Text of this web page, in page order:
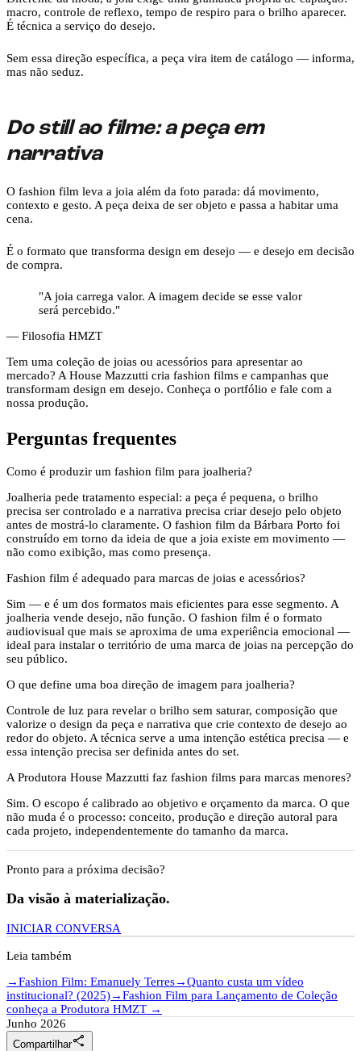
macro, controle de reflexo, tempo de respiro para o brilho aparecer.
É técnica a serviço do desejo.
Sem essa direção específica, a peça vira item de catálogo — informa,
mas não seduz.
Do still ao filme: a peça em
narrativa
O fashion film leva a joia além da foto parada: dá movimento,
contexto e gesto. A peça deixa de ser objeto e passa a habitar uma
cena.
É o formato que transforma design em desejo — e desejo em decisão
de compra.
"A joia carrega valor. A imagem decide se esse valor
será percebido."
— Filosofia HMZT
Tem uma coleção de joias ou acessórios para apresentar ao
mercado? A House Mazzutti cria fashion films e campanhas que
transformam design em desejo. Conheça o portfólio e fale com a
nossa produção.
Perguntas frequentes
Como é produzir um fashion film para joalheria?
Joalheria pede tratamento especial: a peça é pequena, o brilho
precisa ser controlado e a narrativa precisa criar desejo pelo objeto
antes de mostrá-lo claramente. O fashion film da Bárbara Porto foi
construído em torno da ideia de que a joia existe em movimento —
não como exibição, mas como presença.
Fashion film é adequado para marcas de joias e acessórios?
Sim — e é um dos formatos mais eficientes para esse segmento. A
joalheria vende desejo, não função. O fashion film é o formato
audiovisual que mais se aproxima de uma experiência emocional —
ideal para instalar o território de uma marca de joias na percepção do
seu público.
O que define uma boa direção de imagem para joalheria?
Controle de luz para revelar o brilho sem saturar, composição que
valorize o design da peça e narrativa que crie contexto de desejo ao
redor do objeto. A técnica serve a uma intenção estética precisa — e
essa intenção precisa ser definida antes do set.
A Produtora House Mazzutti faz fashion films para marcas menores?
Sim. O escopo é calibrado ao objetivo e orçamento da marca. O que
não muda é o processo: conceito, produção e direção autoral para
cada projeto, independentemente do tamanho da marca.
Pronto para a próxima decisão?
Da visão à materialização.
INICIAR CONVERSA
Leia também
→Fashion Film: Emanuely Terres→Quanto custa um vídeo
institucional? (2025)→Fashion Film para Lançamento de Coleção
conheça a Produtora HMZT →
Junho 2026
Compartilharshare